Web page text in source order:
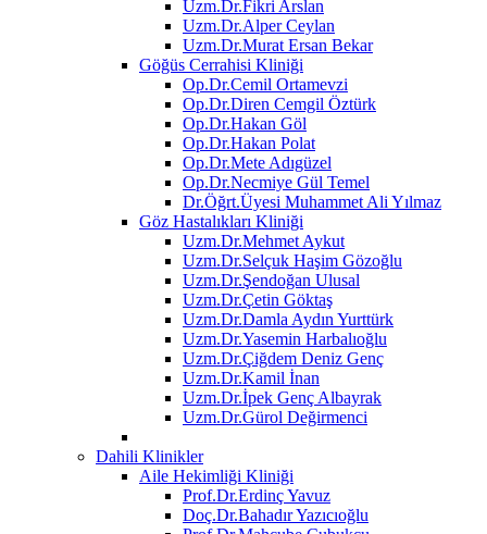
Uzm.Dr.Fikri Arslan
Uzm.Dr.Alper Ceylan
Uzm.Dr.Murat Ersan Bekar
Göğüs Cerrahisi Kliniği
Op.Dr.Cemil Ortamevzi
Op.Dr.Diren Cemgil Öztürk
Op.Dr.Hakan Göl
Op.Dr.Hakan Polat
Op.Dr.Mete Adıgüzel
Op.Dr.Necmiye Gül Temel
Dr.Öğrt.Üyesi Muhammet Ali Yılmaz
Göz Hastalıkları Kliniği
Uzm.Dr.Mehmet Aykut
Uzm.Dr.Selçuk Haşim Gözoğlu
Uzm.Dr.Şendoğan Ulusal
Uzm.Dr.Çetin Göktaş
Uzm.Dr.Damla Aydın Yurttürk
Uzm.Dr.Yasemin Harbalıoğlu
Uzm.Dr.Çiğdem Deniz Genç
Uzm.Dr.Kamil İnan
Uzm.Dr.İpek Genç Albayrak
Uzm.Dr.Gürol Değirmenci
Dahili Klinikler
Aile Hekimliği Kliniği
Prof.Dr.Erdinç Yavuz
Doç.Dr.Bahadır Yazıcıoğlu